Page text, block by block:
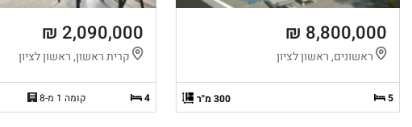
8,800,000 ₪
ראשונים, ראשון לציון
5 300 מ"ר
2,090,000 ₪
קרית ראשון, ראשון לציון
4 קומה 1 מ-8